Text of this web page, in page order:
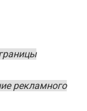
рекламного